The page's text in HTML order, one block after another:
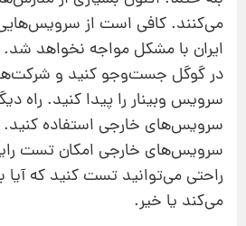
می‌کنند. کافی است از
ایران با مشکل مواجه نخواهد
در گوگل جست‌وجو کنید و شرکت‌های
سرویس وبینار را پیدا کنید. راه
سرویس‌های خارجی استفاده کنید.
سرویس‌های خارجی امکان تست
راحتی می‌توانید تست کنید که
می‌کند یا خیر.